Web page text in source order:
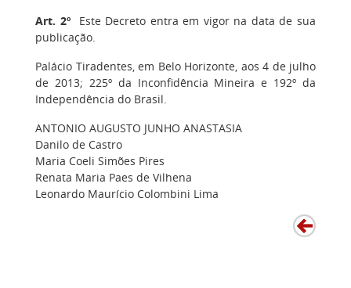
Art. 2ºEste Decreto entra em vigor na data de sua
publicação.
Palácio Tiradentes, em Belo Horizonte, aos 4 de julho
de 2013; 225º da Inconfidência Mineira e 192º da
Independência do Brasil.
ANTONIO AUGUSTO JUNHO ANASTASIA
Danilo de Castro
Maria Coeli Simões Pires
Renata Maria Paes de Vilhena
Leonardo Maurício Colombini Lima